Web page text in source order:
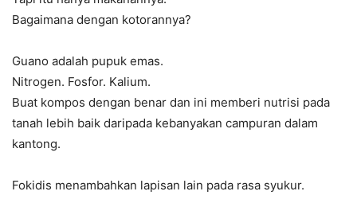
Bagaimana dengan kotorannya?
Guano adalah pupuk emas.
Nitrogen. Fosfor. Kalium.
Buat kompos dengan benar dan ini memberi nutrisi pada
tanah lebih baik daripada kebanyakan campuran dalam
kantong.
Fokidis menambahkan lapisan lain pada rasa syukur.